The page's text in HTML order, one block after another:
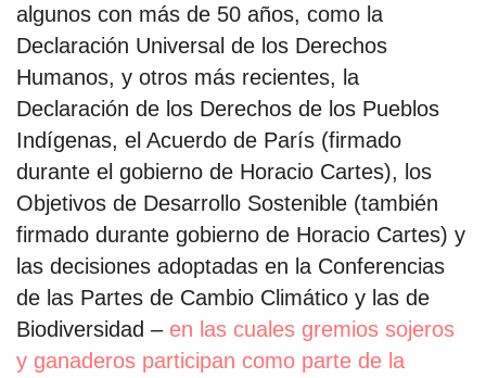
algunos con más de 50 años, como la
Declaración Universal de los Derechos
Humanos, y otros más recientes, la
Declaración de los Derechos de los Pueblos
Indígenas, el Acuerdo de París (firmado
durante el gobierno de Horacio Cartes), los
Objetivos de Desarrollo Sostenible (también
firmado durante gobierno de Horacio Cartes) y
las decisiones adoptadas en la Conferencias
de las Partes de Cambio Climático y las de
Biodiversidad – en las cuales gremios sojeros
y ganaderos participan como parte de la